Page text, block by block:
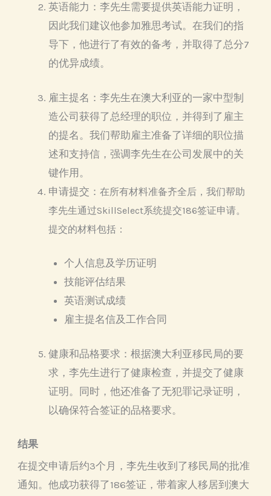
英语能力：李先生需要提供英语能力证明，
因此我们建议他参加雅思考试。在我们的指
导下，他进行了有效的备考，并取得了总分7
的优异成绩。
雇主提名：李先生在澳大利亚的一家中型制
造公司获得了总经理的职位，并得到了雇主
的提名。我们帮助雇主准备了详细的职位描
述和支持信，强调李先生在公司发展中的关
键作用。
申请提交：在所有材料准备齐全后，我们帮助
李先生通过SkillSelect系统提交186签证申请。
提交的材料包括：
个人信息及学历证明
技能评估结果
英语测试成绩
雇主提名信及工作合同
健康和品格要求：根据澳大利亚移民局的要
求，李先生进行了健康检查，并提交了健康
证明。同时，他还准备了无犯罪记录证明，
以确保符合签证的品格要求。
结果
在提交申请后约3个月，李先生收到了移民局的批准
通知。他成功获得了186签证，带着家人移居到澳大